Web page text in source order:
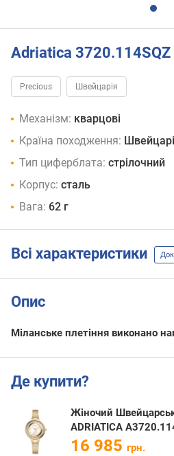
Adriatica 3720.114SQZ
Precious Швейцарія
Механізм: кварцові
Країна походження:
Тип циферблата: стрілочний
Корпус: сталь
Вага: 62 г
Всі характеристики
Опис
Міланське плетіння виконано
Де купити?
Жіночий
ADRIATICA
16 985 грн.